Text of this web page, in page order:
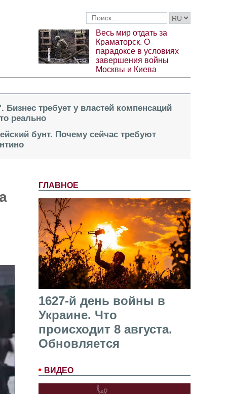
Весь мир отдать за
Краматорск. О
парадоксе в условиях
завершения войны
Москвы и Киева
Бизнес требует у властей компенсаций
реально
бунт. Почему сейчас требуют
ГЛАВНОЕ
1627-й день войны в
Украине. Что
происходит 8 августа.
Обновляется
ВИДЕО